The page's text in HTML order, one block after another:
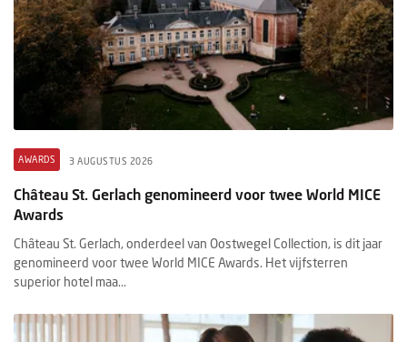
AWARDS 3 AUGUSTUS 2026
Château St. Gerlach genomineerd voor twee World MICE
Awards
Château St. Gerlach, onderdeel van Oostwegel Collection, is dit jaar
genomineerd voor twee World MICE Awards. Het vijfsterren
superior hotel maa...